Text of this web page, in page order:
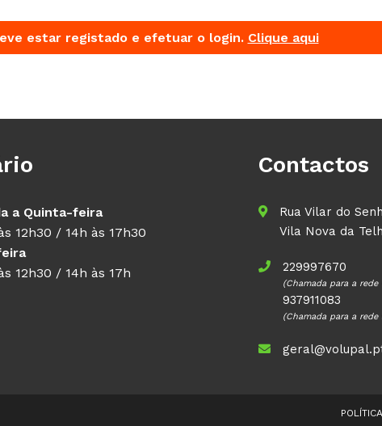
estar registado e efetuar o login. Clique aqui
a Quinta-feira
12h30 / 14h às 17h30
12h30 / 14h às 17h
Contactos
Rua Vilar do
Vila Nova da
229997670
(Chamada para a
937911083
(Chamada para a